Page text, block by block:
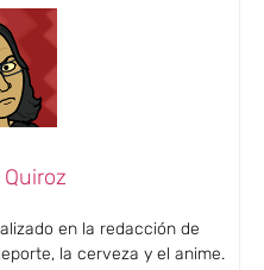
en la redacción de
la cerveza y el anime.